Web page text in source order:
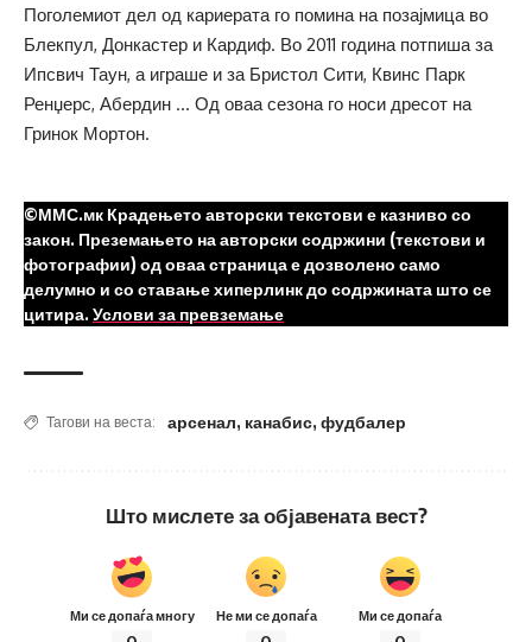
Поголемиот дел од кариерата го помина на позајмица во
Блекпул, Донкастер и Кардиф. Во 2011 година потпиша за
Ипсвич Таун, а играше и за Бристол Сити, Квинс Парк
Ренџерс, Абердин … Од оваа сезона го носи дресот на
Гринок Мортон.
©ММС.мк Крадењето авторски текстови е казниво со
закон. Преземањето на авторски содржини (текстови и
фотографии) од оваа страница е дозволено само
делумно и со ставање хиперлинк до содржината што се
цитира. Услови за превземање
Тагови на веста: арсенал, канабис, фудбалер
Што мислете за објавената вест?
Ми се допаѓа многу Не ми се допаѓа Ми се допаѓа